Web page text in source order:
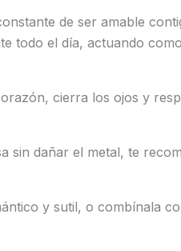
de ser amable
todo el día, actuando
cierra los ojos y
sin dañar el metal, te
y sutil, o combínala